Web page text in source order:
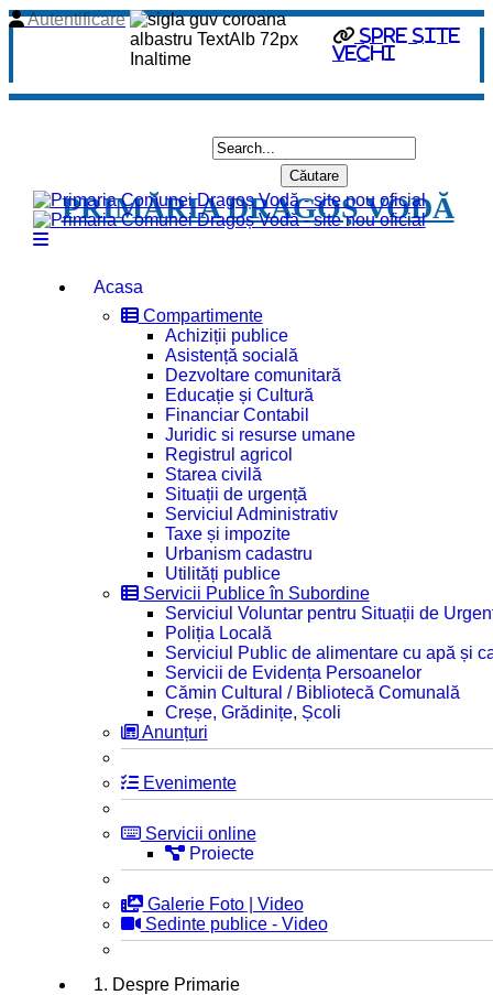
spre site
vechi
Autentificare
PRIMĂRIA DRAGOȘ VODĂ
Acasa
Compartimente
Achiziții publice
Asistență socială
Dezvoltare comunitară
Educație și Cultură
Financiar Contabil
Juridic si resurse umane
Registrul agricol
Starea civilă
Situații de urgență
Serviciul Administrativ
Taxe și impozite
Urbanism cadastru
Utilități publice
Servicii Publice în Subordine
Serviciul Voluntar pentru Situații de
Poliția Locală
Serviciul Public de alimentare cu apă și
Servicii de Evidența Persoanelor
Cămin Cultural / Bibliotecă Comunală
Creșe, Grădinițe, Școli
Anunțuri
Evenimente
Servicii online
Proiecte
Galerie Foto | Video
Sedinte publice - Video
1. Despre Primarie